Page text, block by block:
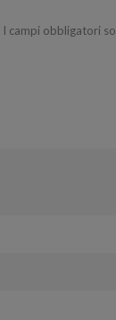
I campi obbligatori